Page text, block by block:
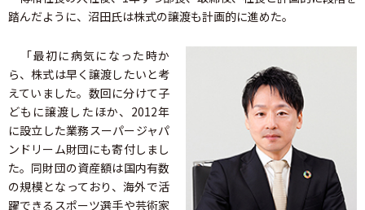
踏んだように、沼田氏は株式の譲渡も計画的に進めた。
「最初に病気になった時か
ら、株式は早く譲渡したいと考
えていました。数回に分けて子
どもに譲渡したほか、2012年
に設立した業務スーパージャパ
ンドリーム財団にも寄付しまし
た。同財団の資産額は国内有数
の規模となっており、海外で活
躍できるスポーツ選手や芸術家